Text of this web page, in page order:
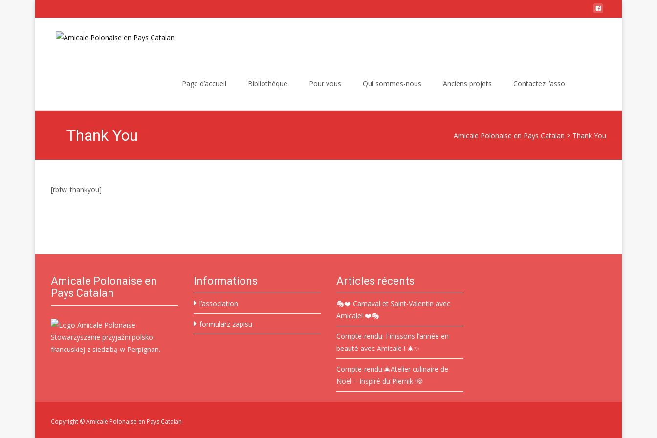
Page d’accueil Bibliothèque Pour vous Qui sommes-nous Anciens projets Contactez l’asso
Thank You Amicale Polonaise en Pays Catalan > Thank You
[rbfw_thankyou]
Amicale Polonaise en
Pays Catalan
Stowarzyszenie przyjaźni polsko-
francuskiej z siedzibą w Perpignan.
Informations
l’association
formularz zapisu
Articles récents
🎭❤️ Carnaval et Saint-Valentin avec
Amicale! ❤️🎭
Compte-rendu: Finissons l’année en
beauté avec Amicale ! 🎄✨
Compte-rendu:🎄Atelier culinaire de
Noël – Inspiré du Piernik !🍪
Copyright © Amicale Polonaise en Pays Catalan